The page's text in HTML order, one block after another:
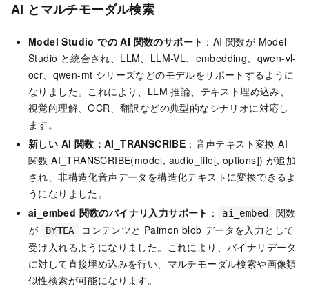
AI とマルチモーダル検索
Model Studio での AI 関数のサポート ：AI 関数が Model
Studio と統合され、LLM、LLM-VL、embedding、qwen-vl-
ocr、qwen-mt シリーズなどのモデルをサポートするように
なりました。これにより、LLM 推論、テキスト埋め込み、
視覚的理解、OCR、翻訳などの典型的なシナリオに対応し
ます。
新しい AI 関数：AI_TRANSCRIBE ：音声テキスト変換 AI
関数 AI_TRANSCRIBE(model, audio_file[, options]) が追加
され、非構造化音声データを構造化テキストに変換できるよ
うになりました。
ai_embed 関数のバイナリ入力サポート ： ai_embed
関数
が
BYTEA
コンテンツと Paimon blob データを入力として
受け入れるようになりました。これにより、バイナリデータ
に対して直接埋め込みを行い、マルチモーダル検索や画像類
似性検索が可能になります。